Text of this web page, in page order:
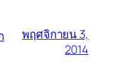
พฤศจิกายน 3,
2014